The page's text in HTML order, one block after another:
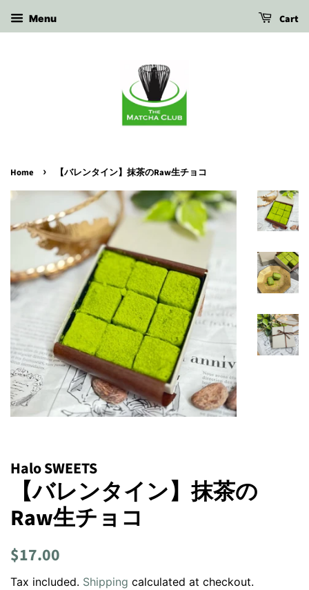
Menu Cart
Home › 【バレンタイン】抹茶のRaw生チョコ
Halo SWEETS
【バレンタイン】抹茶の
Raw生チョコ
Regular
$17.00
Tax included. Shipping calculated at checkout.